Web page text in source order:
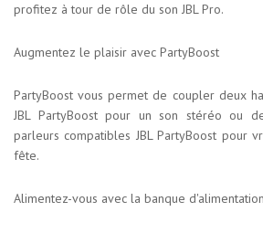
profitez à tour de rôle du son JBL Pro.
Augmentez le plaisir avec PartyBoost
PartyBoost vous permet de coupler deux
JBL PartyBoost pour un son stéréo ou
parleurs compatibles JBL PartyBoost pour
fête.
Alimentez-vous avec la banque